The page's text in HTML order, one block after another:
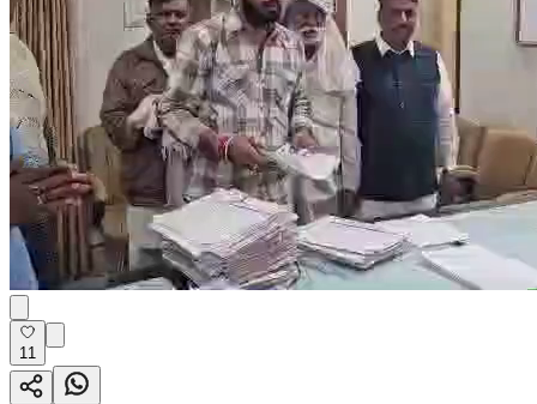
11